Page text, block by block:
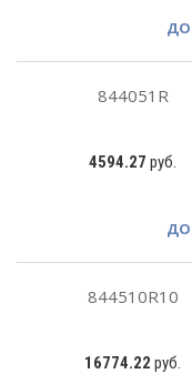
844051R
4594.27 руб.
844510R10
16774.22 руб.